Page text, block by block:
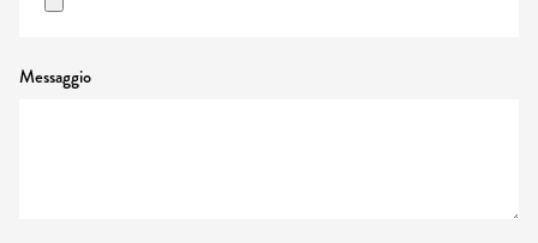
Messaggio